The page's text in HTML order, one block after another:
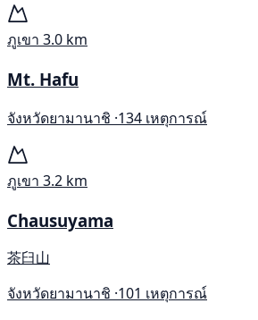
ภูเขา 3.0 km
Mt. Hafu
จังหวัดยามานาชิ ·134 เหตุการณ์
ภูเขา 3.2 km
Chausuyama
茶臼山
จังหวัดยามานาชิ ·101 เหตุการณ์